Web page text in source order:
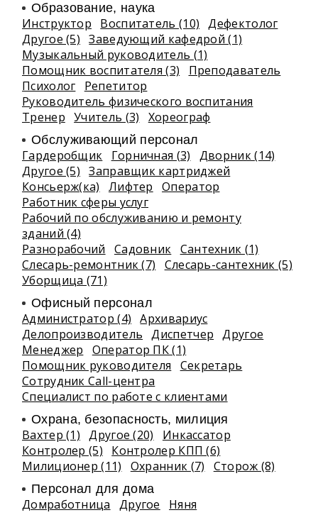
Образование, наука
Инструктор Воспитатель (10)
Дефектолог
Другое (5)
Заведующий кафедрой (1)
Музыкальный руководитель (1)
Помощник воспитателя (3)
Преподаватель
Психолог
Репетитор
Руководитель физического воспитания
Тренер Учитель (3) Хореограф
Обслуживающий персонал
Гардеробщик Горничная (3)
Дворник (14)
Другое (5)
Заправщик картриджей
Консьерж(ка)
Лифтер
Оператор
Работник сферы услуг
Рабочий по обслуживанию и ремонту
зданий (4)
Разнорабочий
Садовник Сантехник (1)
Слесарь-ремонтник (7)
Слесарь-сантехник (5)
Уборщица (71)
Офисный персонал
Администратор (4)
Архивариус
Делопроизводитель
Диспетчер
Другое
Менеджер
Оператор ПК (1)
Помощник руководителя
Секретарь
Сотрудник Call-центра
Специалист по работе с клиентами
Охрана, безопасность, милиция
Вахтер (1) Другое (20)
Инкассатор
Контролер (5)
Контролер КПП (6)
Милиционер (11)
Охранник (7) Сторож (8)
Персонал для дома
Домработница Другое
Няня